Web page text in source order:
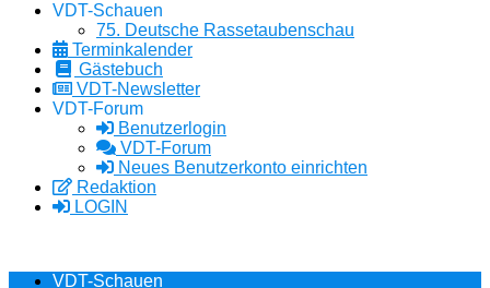
VDT-Schauen
75. Deutsche Rassetaubenschau
Terminkalender
Gästebuch
VDT-Newsletter
VDT-Forum
Benutzerlogin
VDT-Forum
Neues Benutzerkonto einrichten
Redaktion
LOGIN
VDT-Schauen